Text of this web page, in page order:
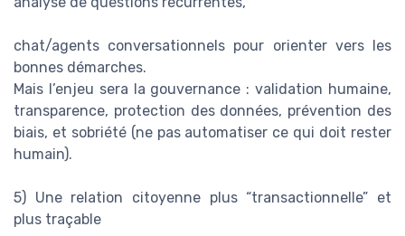
chat/agents conversationnels pour orienter vers les
bonnes démarches.
Mais l’enjeu sera la gouvernance : validation humaine,
transparence, protection des données, prévention des
biais, et sobriété (ne pas automatiser ce qui doit rester
humain).
5) Une relation citoyenne plus “transactionnelle” et
plus traçable